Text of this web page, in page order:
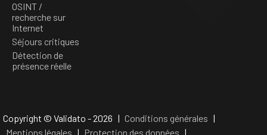
OSINT /
recherche sur
Internet
Séjours critiques
Détection de
présence réelle
Copyright © Validato - 2026 | Conditions générales |
Mentions légales | Protection des données |